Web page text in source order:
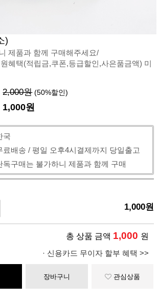
)
제품과 함께 구매해주세요/
혜택(적립금,쿠폰,등급할인,사은품금액) 미
2,000원 (50%할인)
1,000원
국
료배송 / 평일 오후4시결제까지 당일출고
독구매는 불가하니 제품과 함께 구매
1,000원
총 상품 금액 1,000 원
· 신용카드 무이자 할부 혜택 >>
장바구니 관심상품